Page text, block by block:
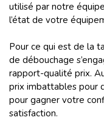
utilisé par notre
l’état de votre
Pour ce qui est de la
de débouchage
rapport-qualité prix.
prix imbattables pour
pour gagner votre
satisfaction.